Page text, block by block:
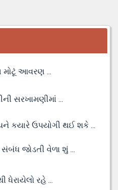
મોટૂં આવરણ ...
સરખામણીમાં ...
કયારે ઉપયોગી થઈ શકે ...
જોડતી વેળા શું ...
ધેરાયેલો રહે ...